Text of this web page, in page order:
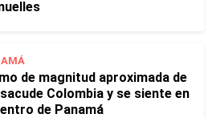
de magnitud aproximada de
Colombia y se siente en
de Panamá